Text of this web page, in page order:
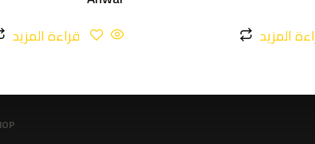
المزيد
1.
5
قراءة المزيد